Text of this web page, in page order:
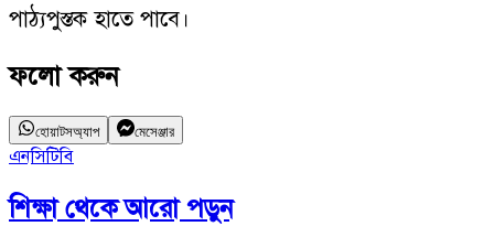
পাঠ্যপুস্তক হাতে পাবে।
ফলো করুন
হোয়াটসঅ্যাপ মেসেঞ্জার
এনসিটিবি
শিক্ষাথেকে আরো পড়ুন